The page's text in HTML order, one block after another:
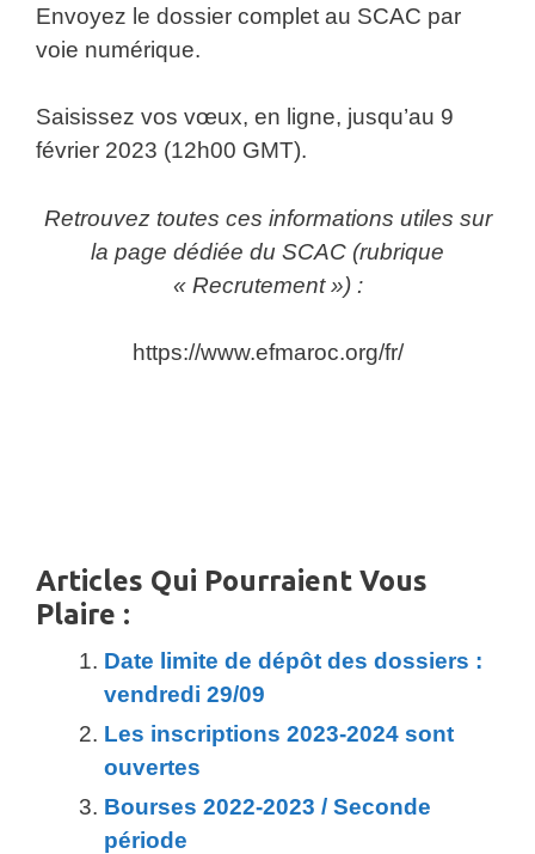
Envoyez le dossier complet au SCAC par
voie numérique.
Saisissez vos vœux, en ligne, jusqu’au 9
février 2023 (12h00 GMT).
Retrouvez toutes ces informations utiles sur
la page dédiée du SCAC (rubrique
« Recrutement ») :
https://www.efmaroc.org/fr/
Articles Qui Pourraient Vous
Plaire :
Date limite de dépôt des dossiers :
vendredi 29/09
Les inscriptions 2023-2024 sont
ouvertes
Bourses 2022-2023 / Seconde
période